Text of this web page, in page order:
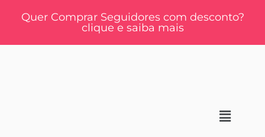
Quer Comprar Seguidores com desconto?
clique e saiba mais